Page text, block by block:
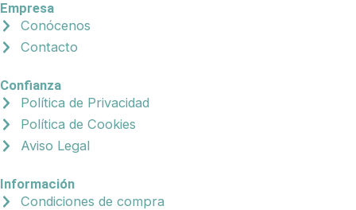
Empresa
Conócenos
Contacto
Confianza
Política de Privacidad
Política de Cookies
Aviso Legal
Información
Condiciones de compra